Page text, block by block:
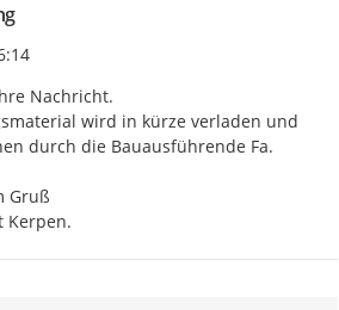
Nachricht.
wird in kürze verladen und
durch die Bauausführende Fa.
Gruß
Kerpen.